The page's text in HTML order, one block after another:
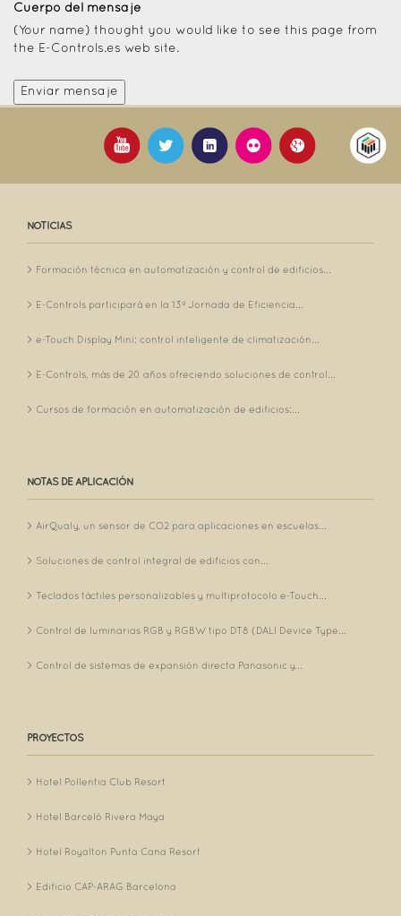
Cuerpo del mensaje
(Your name) thought you would like to see this page from
the E-Controls.es web site.
NOTICIAS
Formación técnica en automatización y control de edificios...
E-Controls participará en la 13ª Jornada de Eficiencia...
e-Touch Display Mini: control inteligente de climatización...
E-Controls, más de 20 años ofreciendo soluciones de control...
Cursos de formación en automatización de edificios:...
NOTAS DE APLICACIÓN
AirQualy, un sensor de CO2 para aplicaciones en escuelas...
Soluciones de control integral de edificios con...
Teclados táctiles personalizables y multiprotocolo e-Touch...
Control de luminarias RGB y RGBW tipo DT8 (DALI Device Type...
Control de sistemas de expansión directa Panasonic y...
PROYECTOS
Hotel Pollentia Club Resort
Hotel Barceló Rivera Maya
Hotel Royalton Punta Cana Resort
Edificio CAP-ARAG Barcelona